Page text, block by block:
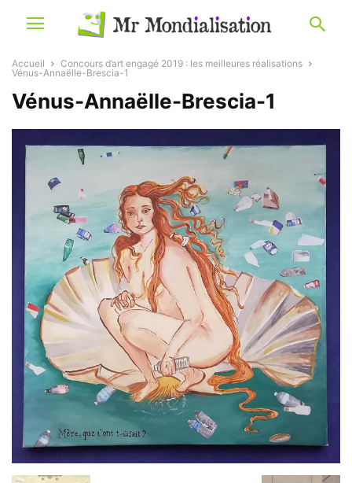
Accueil
Concours d’art engagé 2019 : les meilleures réalisations
Vénus-Annaëlle-Brescia-1
Vénus-Annaëlle-Brescia-1